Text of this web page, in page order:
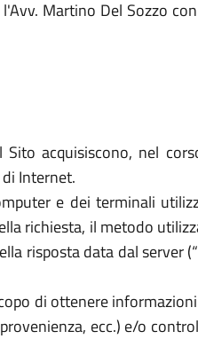
Martino Del Sozzo
acquisiscono, nel
Internet.
e dei terminali
richiesta, il metodo
data dal server
di ottenere
ecc.) e/o